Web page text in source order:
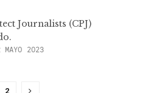
Journalists (CPJ)
MAYO 2023
2